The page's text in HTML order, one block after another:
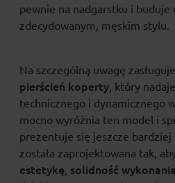
pewnie na nadgarstku i
zdecydowanym, męskim stylu.
Na szczególną uwagę
pierścień koperty, który
technicznego i dynamicznego
mocno wyróżnia ten model i
prezentuje się jeszcze bardziej
została zaprojektowana tak,
estetykę, solidność wykonania